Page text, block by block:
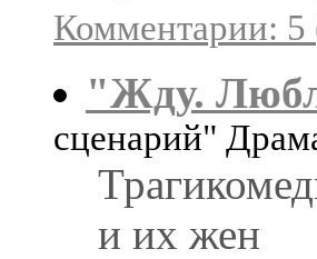
Комментарии: 5
"Жду.
сценарий"
и их жен